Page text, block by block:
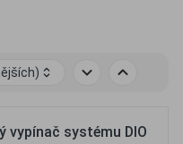
vypínač systému DIO